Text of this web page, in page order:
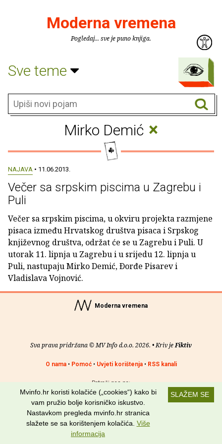
Moderna vremena
Pogledaj... sve je puno knjiga.
Sve teme
Mirko Demić ×
NAJAVA • 11.06.2013.
Večer sa srpskim piscima u Zagrebu i
Puli
Večer sa srpskim piscima, u okviru projekta razmjene
pisaca između Hrvatskog društva pisaca i Srpskog
književnog društva, održat će se u Zagrebu i Puli. U
utorak 11. lipnja u Zagrebu i u srijedu 12. lipnja u
Puli, nastupaju Mirko Demić, Ðorđe Pisarev i
Vladislava Vojnović.
Moderna vremena
Sva prava pridržana © MV Info d.o.o. 2026. • Kriv jeFiktiv
O nama• Pomoć• Uvjeti korištenja• RSS kanali
Potraži nas na:
SLAŽEM SE
Mvinfo.hr koristi kolačiće („cookies“) kako bi
vam pružio bolje korisničko iskustvo.
Nastavkom pregleda mvinfo.hr stranica
slažete se sa korištenjem kolačića. Više
informacija